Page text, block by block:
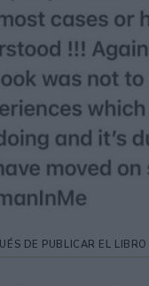
DE PUBLICAR EL LIBRO